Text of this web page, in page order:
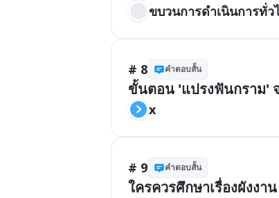
ขบวนการดำเนินการทั่ว
# 8 คำตอบสั้น
ขั้นตอน 'แปรงฟันกราม'
x
# 9 คำตอบสั้น
ใครควรศึกษาเรื่องผังงา